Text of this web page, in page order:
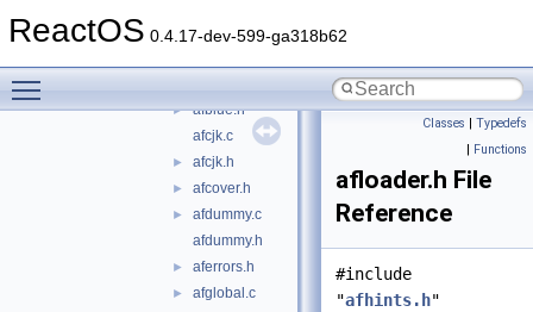
ReactOS 0.4.17-dev-599-ga318b62
► afangles.c
► afblue.h
afcjk.c
► afcjk.h
► afcover.h
►
afdummy.c
afdummy.h
► aferrors.h
► afglobal.c
Classes | Typedefs
| Functions
afloader.h File
Reference
#include
"afhints.h"